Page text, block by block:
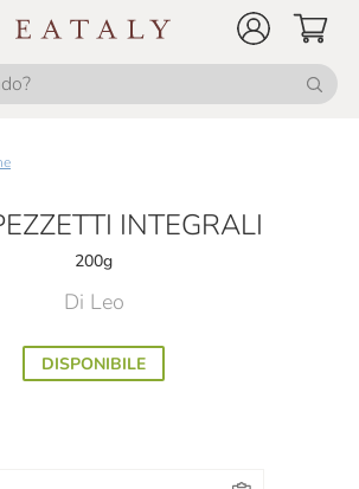
INTEGRALI
200g
Di Leo
DISPONIBILE